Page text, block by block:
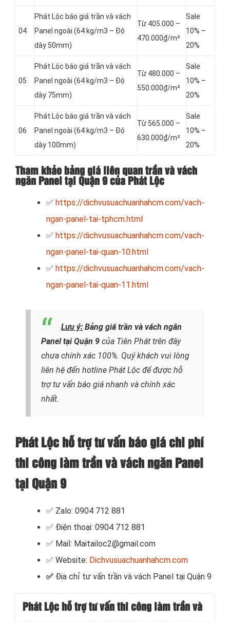
04
Phát Lộc báo giá trần và vách
Panel ngoài (64 kg/m3 – Độ
dày 50mm)
Từ 405.000 –
470.000₫/m²
Sale
10% –
20%
05
Phát Lộc báo giá trần và vách
Panel ngoài (64 kg/m3 – Độ
dày 75mm)
Từ 480.000 –
550.000₫/m²
Sale
10% –
20%
06
Phát Lộc báo giá trần và vách
Panel ngoài (64 kg/m3 – Độ
dày 100mm)
Từ 565.000 –
630.000₫/m²
Sale
10% –
20%
Tham khảo bảng giá liên quan trần và vách
ngăn Panel tại Quận 9 của Phát Lộc
✅ https://dichvusuachuanhahcm.com/vach-
ngan-panel-tai-tphcm.html
✅ https://dichvusuachuanhahcm.com/vach-
ngan-panel-tai-quan-10.html
✅ https://dichvusuachuanhahcm.com/vach-
ngan-panel-tai-quan-11.html
Lưu ý: Bảng giá trần và vách ngăn
Panel tại Quận 9 của Tiên Phát trên đây
chưa chính xác 100%. Quý khách vui lòng
liên hệ đến hotline Phát Lộc để được hỗ
trợ tư vấn báo giá nhanh và chính xác
nhất.
Phát Lộc hỗ trợ tư vấn báo giá chi phí
thi công làm trần và vách ngăn Panel
tại Quận 9
✅ Zalo: 0904 712 881
✅ Điện thoại: 0904 712 881
✅ Mail: Maitailoc2@gmail.com
✅ Website: Dichvusuachuanhahcm.com
✅ Địa chỉ tư vấn trần và vách Panel tại Quận 9
Phát Lộc hỗ trợ tư vấn thi công làm trần và